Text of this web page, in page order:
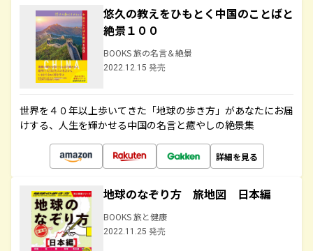
悠久の教えをひもとく中国のことばと
絶景１００
BOOKS 旅の名言＆絶景
2022.12.15 発売
世界を４０年以上歩いてきた「地球の歩き方」があなたにお届
けする、人生を輝かせる中国の名言と癒やしの絶景集
詳細を見る
地球のなぞり方 旅地図 日本編
BOOKS 旅と健康
2022.11.25 発売